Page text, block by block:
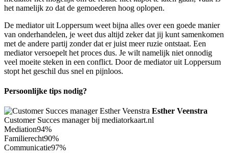
het namelijk zo dat de gemoederen hoog oplopen.
De mediator uit Loppersum weet bijna alles over een goede manier
van onderhandelen, je weet dus altijd zeker dat jij kunt samenkomen
met de andere partij zonder dat er juist meer ruzie ontstaat. Een
mediator versoepelt het proces dus. Je wilt namelijk niet onnodig
veel moeite steken in een conflict. Door de mediator uit Loppersum
stopt het geschil dus snel en pijnloos.
Persoonlijke tips nodig?
Esther Veenstra
Customer Succes manager bij mediatorkaart.nl
Mediation94%
Familierecht90%
Communicatie97%